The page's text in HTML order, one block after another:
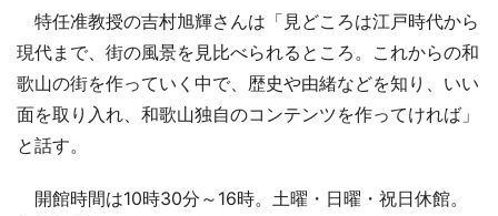
特任准教授の吉村旭輝さんは「見どころは江戸時代から
現代まで、街の風景を見比べられるところ。これからの和
歌山の街を作っていく中で、歴史や由緒などを知り、いい
面を取り入れ、和歌山独自のコンテンツを作ってければ」
と話す。
開館時間は10時30分～16時。土曜・日曜・祝日休館。